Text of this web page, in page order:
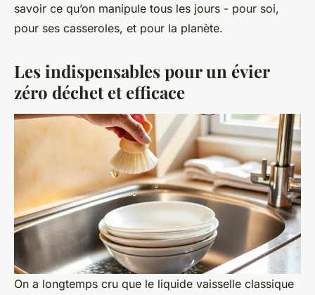
savoir ce qu’on manipule tous les jours - pour soi,
pour ses casseroles, et pour la planète.
Les indispensables pour un évier
zéro déchet et efficace
On a longtemps cru que le liquide vaisselle classique